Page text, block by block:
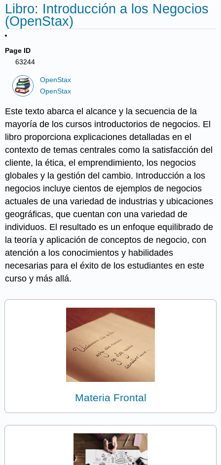
Libro: Introducción a los Negocios
(OpenStax)
Page ID
63244
OpenStax
OpenStax
Este texto abarca el alcance y la secuencia de la
mayoría de los cursos introductorios de negocios. El
libro proporciona explicaciones detalladas en el
contexto de temas centrales como la satisfacción del
cliente, la ética, el emprendimiento, los negocios
globales y la gestión del cambio. Introducción a los
negocios incluye cientos de ejemplos de negocios
actuales de una variedad de industrias y ubicaciones
geográficas, que cuentan con una variedad de
individuos. El resultado es un enfoque equilibrado de
la teoría y aplicación de conceptos de negocio, con
atención a los conocimientos y habilidades
necesarias para el éxito de los estudiantes en este
curso y más allá.
Materia Frontal